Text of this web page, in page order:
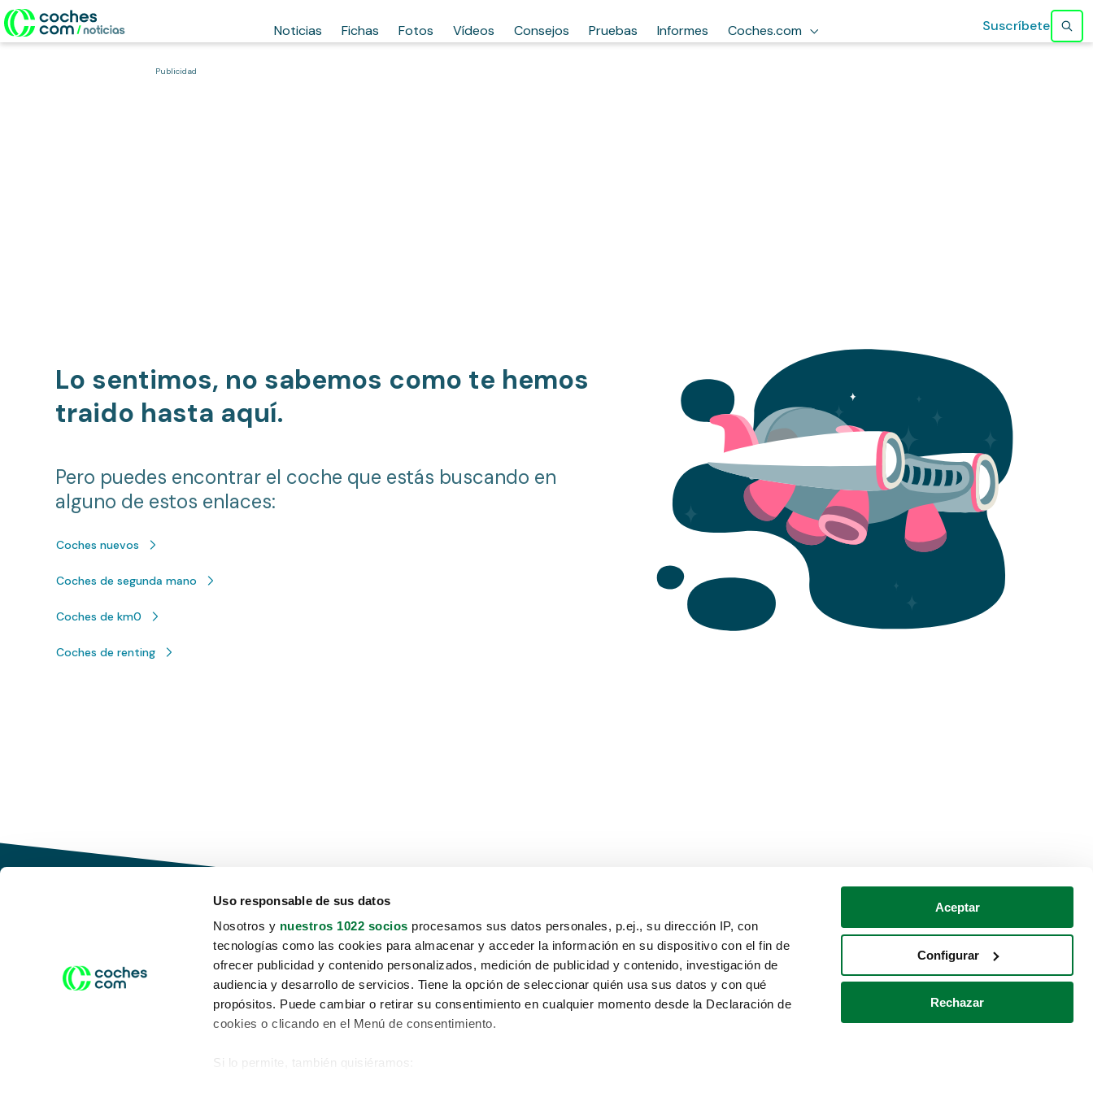
Uso responsable de sus datos
Nosotros y nuestros 1022 socios procesamos sus datos personales, p.ej., su dirección IP, con
tecnologías como las cookies para almacenar y acceder la información en su dispositivo con el fin de
ofrecer publicidad y contenido personalizados, medición de publicidad y contenido, investigación de
audiencia y desarrollo de servicios. Tiene la opción de seleccionar quién usa sus datos y con qué
propósitos. Puede cambiar o retirar su consentimiento en cualquier momento desde la Declaración de
cookies o clicando en el Menú de consentimiento.
Si lo permite, también quisiéramos:
Aceptar
Configurar
Rechazar
Noticias Fichas Fotos Vídeos Consejos Pruebas Informes Coches.com Suscríbete
Publicidad
Lo sentimos, no sabemos como te hemos
traido hasta aquí.
Pero puedes encontrar el coche que estás buscando en
alguno de estos enlaces:
Coches nuevos
Coches de segunda mano
Coches de km0
Coches de renting
Conduce tu futuro,
desata tu movilidad